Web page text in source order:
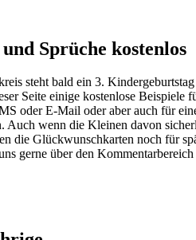
Sprüche kostenlos
steht bald ein 3.
Seite einige kostenlose
oder E-Mail oder aber auch für
Auch wenn die Kleinen davon
die Glückwunschkarten noch für
gerne über den